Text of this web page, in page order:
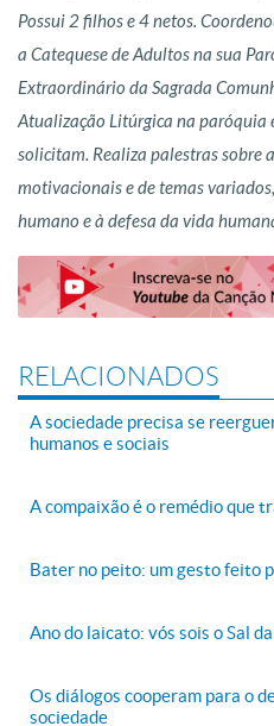
Possui 2 filhos e 4 netos.
a Catequese de Adultos na sua
Extraordinário da Sagrada
Atualização Litúrgica na paróquia
solicitam. Realiza palestras sobre
motivacionais e de temas
humano e à defesa da vida
RELACIONADOS
A sociedade precisa se
humanos e sociais
A compaixão é o remédio que
Bater no peito: um gesto feito
Ano do laicato: vós sois o Sal
Os diálogos cooperam para o
sociedade